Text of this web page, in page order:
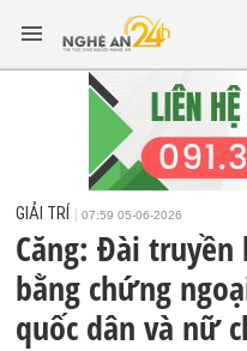
GIẢI TRÍ 07:59 05-06-2026
Căng: Đài
bằng chứng
quốc dân và nữ